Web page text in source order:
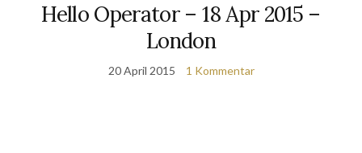
Hello Operator – 18 Apr 2015 –
London
20 April 2015 1 Kommentar